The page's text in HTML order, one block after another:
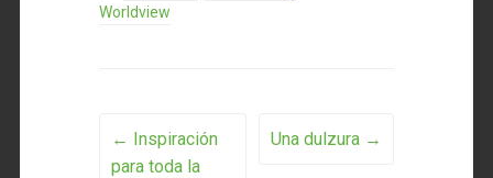
Worldview
Post navigation
← Inspiración
para toda la
Una dulzura →